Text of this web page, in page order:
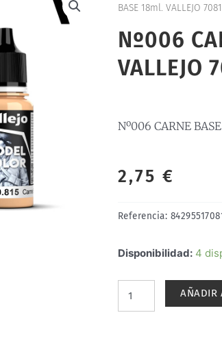
BASE 18ml. VALLEJO
Nº006
VALLEJO
Nº006 CARNE
2,75 €
Referencia:
Disponibilidad: 4
Nº006
18ml.
AÑADIR